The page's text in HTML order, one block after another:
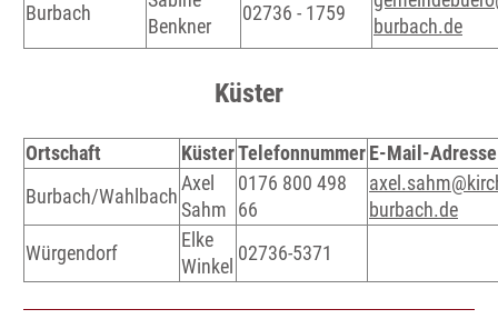
Burbach
Benkner
02736 - 1759
burbach.de
Küster
Ortschaft KüsterTelefonnummerE-Mail-Adresse
Burbach/Wahlbach
Axel
Sahm
0176 800 498
66
burbach.de
Würgendorf
Elke
Winkel
02736-5371